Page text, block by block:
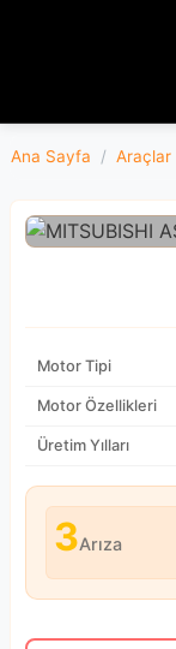
Ana Sayfa / Araçlar
Motor Tipi
Motor Özellikleri
Üretim Yılları
3Arıza